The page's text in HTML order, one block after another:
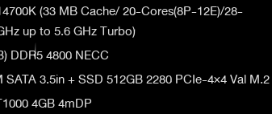
(33 MB Cache/ 20-Cores(8P-12E)/28-
up to 5.6 GHz Turbo)
DDR5 4800 NECC
SATA 3.5in + SSD 512GB 2280 PCIe-4×4 Val M.2
4GB 4mDP